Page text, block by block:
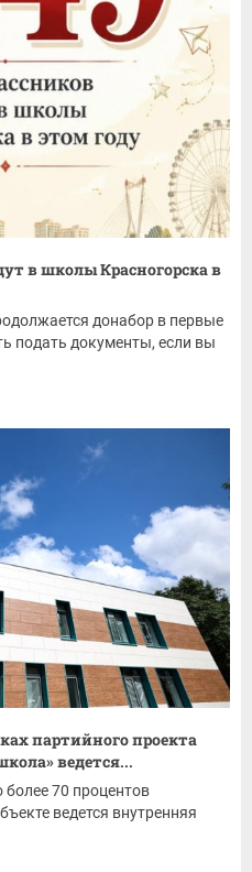
в школы Красногорска в
донабор в первые
подать документы, если вы
партийного проекта
ведется...
70 процентов
ведется внутренняя